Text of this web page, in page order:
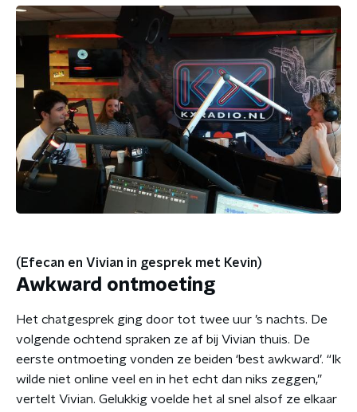
(Efecan en Vivian in gesprek met Kevin)
Awkward ontmoeting
Het chatgesprek ging door tot twee uur ’s nachts. De
volgende ochtend spraken ze af bij Vivian thuis. De
eerste ontmoeting vonden ze beiden ‘best awkward’. “Ik
wilde niet online veel en in het echt dan niks zeggen,”
vertelt Vivian. Gelukkig voelde het al snel alsof ze elkaar